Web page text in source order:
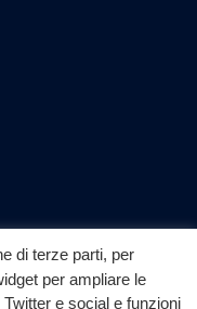
di terze parti, per
per ampliare le
e social e funzioni